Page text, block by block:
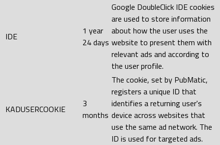
IDE
1 year
24 days
Google DoubleClick IDE cookies
are used to store information
about how the user uses the
website to present them with
relevant ads and according to
the user profile.
KADUSERCOOKIE
3
months
The cookie, set by PubMatic,
registers a unique ID that
identifies a returning user's
device across websites that
use the same ad network. The
ID is used for targeted ads.